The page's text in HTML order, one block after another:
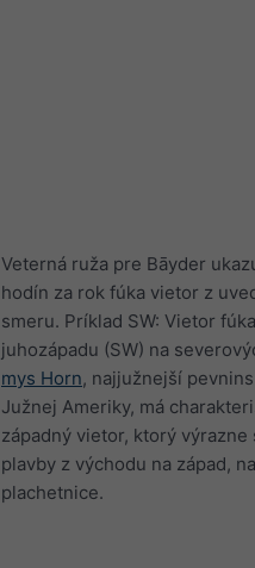
Veterná ruža pre Bāyder
hodín za rok fúka vietor z
smeru. Príklad SW: Vietor
juhozápadu (SW) na
mys Horn, najjužnejší
Južnej Ameriky, má
západný vietor, ktorý výrazne
plavby z východu na západ,
plachetnice.